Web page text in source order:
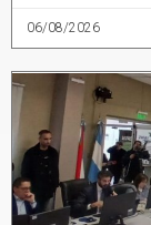
06/08/2026